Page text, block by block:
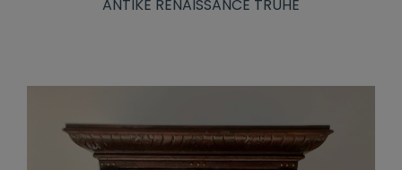
ANTIKE RENAISSANCE TRUHE